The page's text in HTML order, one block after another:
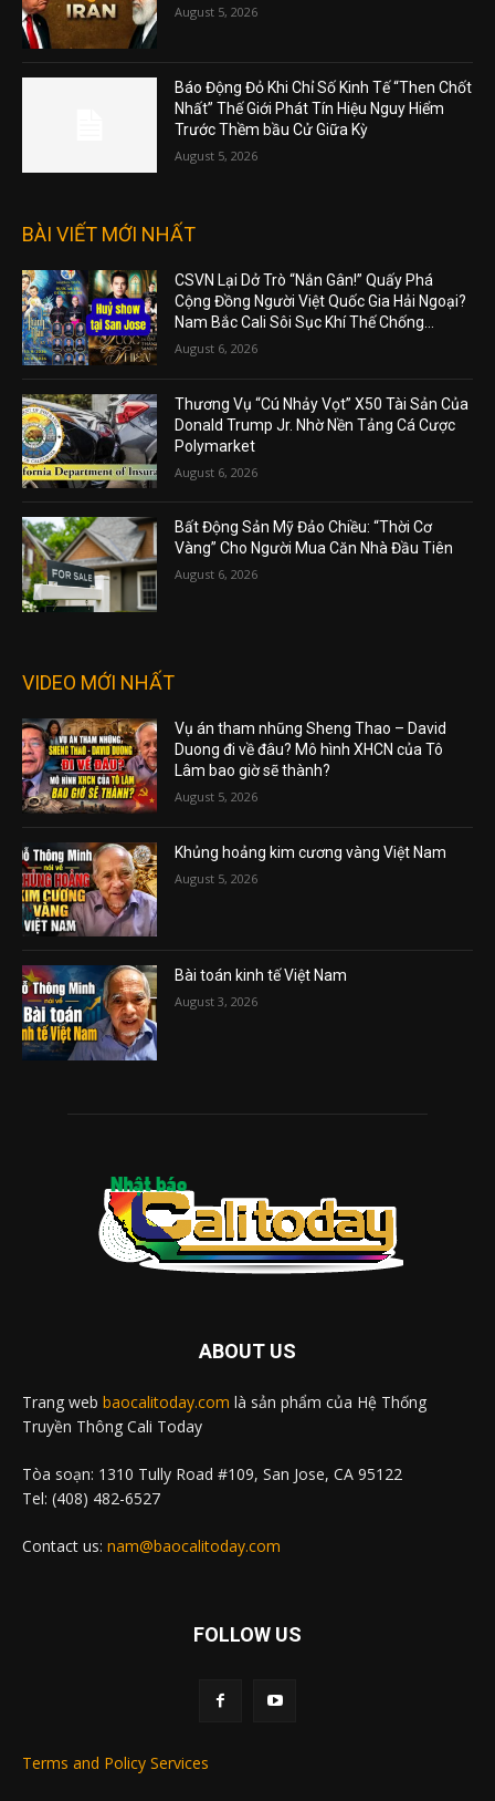
August 5, 2026
Báo Động Đỏ Khi Chỉ Số Kinh Tế “Then Chốt
Nhất” Thế Giới Phát Tín Hiệu Nguy Hiểm
Trước Thềm bầu Cử Giữa Kỳ
August 5, 2026
BÀI VIẾT MỚI NHẤT
CSVN Lại Dở Trò “Nắn Gân!” Quấy Phá
Cộng Đồng Người Việt Quốc Gia Hải Ngoại?
Nam Bắc Cali Sôi Sục Khí Thế Chống...
August 6, 2026
Thương Vụ “Cú Nhảy Vọt” X50 Tài Sản Của
Donald Trump Jr. Nhờ Nền Tảng Cá Cược
Polymarket
August 6, 2026
Bất Động Sản Mỹ Đảo Chiều: “Thời Cơ
Vàng” Cho Người Mua Căn Nhà Đầu Tiên
August 6, 2026
VIDEO MỚI NHẤT
Vụ án tham nhũng Sheng Thao – David
Duong đi về đâu? Mô hình XHCN của Tô
Lâm bao giờ sẽ thành?
August 5, 2026
Khủng hoảng kim cương vàng Việt Nam
August 5, 2026
Bài toán kinh tế Việt Nam
August 3, 2026
ABOUT US
Trang web baocalitoday.com là sản phẩm của Hệ Thống
Truyền Thông Cali Today
Tòa soạn: 1310 Tully Road #109, San Jose, CA 95122
Tel: (408) 482-6527
Contact us: nam@baocalitoday.com
FOLLOW US
Terms and Policy Services